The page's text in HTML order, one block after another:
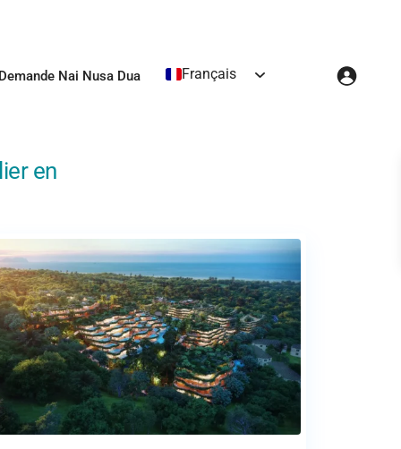
Nai Nusa Dua Français
en